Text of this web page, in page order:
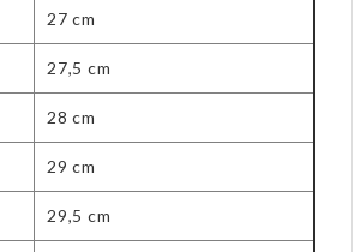
27 cm
27,5 cm
28 cm
29 cm
29,5 cm